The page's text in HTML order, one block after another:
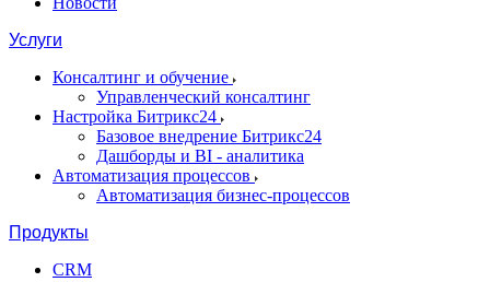
Услуги
Консалтинг и обучение
Управленческий консалтинг
Настройка Битрикс24
Базовое внедрение Битрикс24
Дашборды и BI - аналитика
Автоматизация процессов
Автоматизация бизнес-процессов
Продукты
CRM